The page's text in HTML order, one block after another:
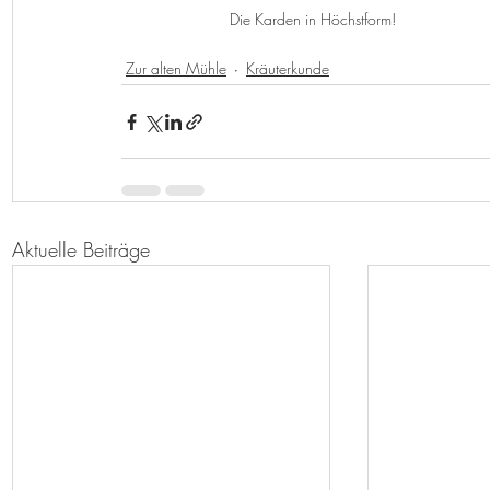
Die Karden in Höchstform!
Zur alten Mühle Kräuterkunde
Aktuelle Beiträge